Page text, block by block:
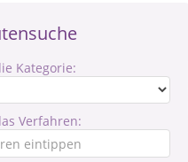
Kategorie:
Verfahren: